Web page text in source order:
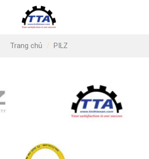
Trang chủ / PILZ